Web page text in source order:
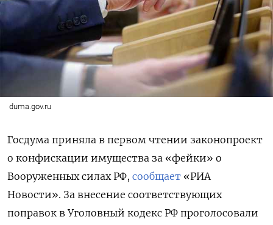
duma.gov.ru
Госдума приняла в первом чтении законопроект
о конфискации имущества за «фейки» о
Вооруженных силах РФ, сообщает «РИА
Новости». За внесение соответствующих
поправок в Уголовный кодекс РФ проголосовали